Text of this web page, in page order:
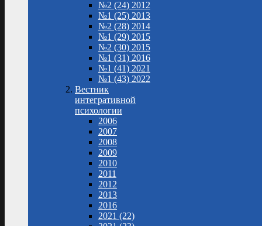
№2 (24) 2012
№1 (25) 2013
№2 (28) 2014
№1 (29) 2015
№2 (30) 2015
№1 (31) 2016
№1 (41) 2021
№1 (43) 2022
Вестник
интегративной
психологии
2006
2007
2008
2009
2010
2011
2012
2013
2016
2021 (22)